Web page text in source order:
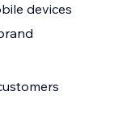
devices